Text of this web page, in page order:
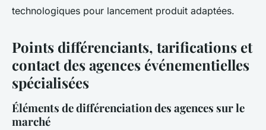
technologiques pour lancement produit adaptées.
Points différenciants, tarifications et
contact des agences événementielles
spécialisées
Éléments de différenciation des agences sur le
marché